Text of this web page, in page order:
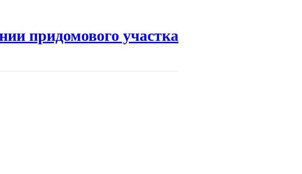
придомового участка